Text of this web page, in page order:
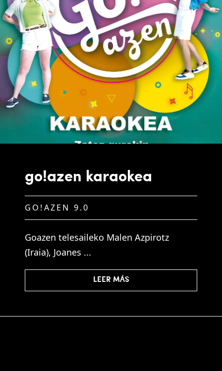
go!azen karaokea
GO!AZEN 9.0
Goazen telesaileko Malen Azpirotz
(Iraia), Joanes ...
LEER MÁS